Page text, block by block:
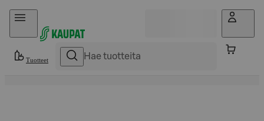
Hyppää sisältöön
Tuotteet